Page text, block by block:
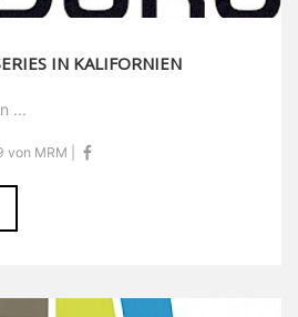
IN KALIFORNIEN
...
von MRM |